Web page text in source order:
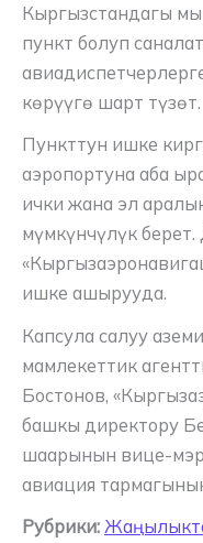
Кыргызстандагы
пункт болуп
көрүүгө шарт түзөт.
Пункттун ишке
аэропортуна аба
ички жана эл
мүмкүнчүлүк
ишке ашырууда.
Капсула салуу
мамлекеттик
Бостонов,
башкы директору
шаарынын вице-
авиация
Рубрики: